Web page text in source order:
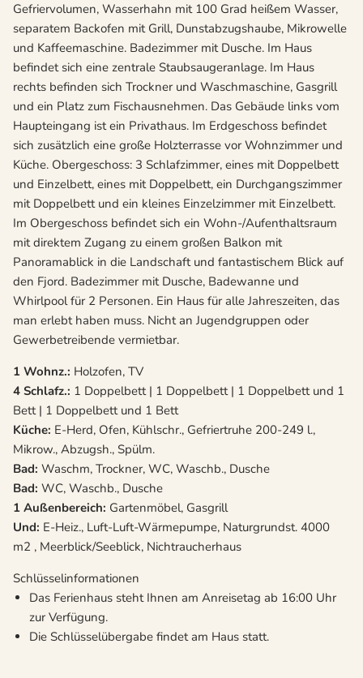
Gefriervolumen, Wasserhahn mit 100 Grad heißem Wasser,
separatem Backofen mit Grill, Dunstabzugshaube, Mikrowelle
und Kaffeemaschine. Badezimmer mit Dusche. Im Haus
befindet sich eine zentrale Staubsaugeranlage. Im Haus
rechts befinden sich Trockner und Waschmaschine, Gasgrill
und ein Platz zum Fischausnehmen. Das Gebäude links vom
Haupteingang ist ein Privathaus. Im Erdgeschoss befindet
sich zusätzlich eine große Holzterrasse vor Wohnzimmer und
Küche. Obergeschoss: 3 Schlafzimmer, eines mit Doppelbett
und Einzelbett, eines mit Doppelbett, ein Durchgangszimmer
mit Doppelbett und ein kleines Einzelzimmer mit Einzelbett.
Im Obergeschoss befindet sich ein Wohn-/Aufenthaltsraum
mit direktem Zugang zu einem großen Balkon mit
Panoramablick in die Landschaft und fantastischem Blick auf
den Fjord. Badezimmer mit Dusche, Badewanne und
Whirlpool für 2 Personen. Ein Haus für alle Jahreszeiten, das
man erlebt haben muss. Nicht an Jugendgruppen oder
Gewerbetreibende vermietbar.
1 Wohnz.: Holzofen, TV
4 Schlafz.: 1 Doppelbett | 1 Doppelbett | 1 Doppelbett und 1
Bett | 1 Doppelbett und 1 Bett
Küche: E-Herd, Ofen, Kühlschr., Gefriertruhe 200-249 l.,
Mikrow., Abzugsh., Spülm.
Bad: Waschm, Trockner, WC, Waschb., Dusche
Bad: WC, Waschb., Dusche
1 Außenbereich: Gartenmöbel, Gasgrill
Und: E-Heiz., Luft-Luft-Wärmepumpe, Naturgrundst. 4000
m2 , Meerblick/Seeblick, Nichtraucherhaus
Schlüsselinformationen
Das Ferienhaus steht Ihnen am Anreisetag ab 16:00 Uhr
zur Verfügung.
Die Schlüsselübergabe findet am Haus statt.